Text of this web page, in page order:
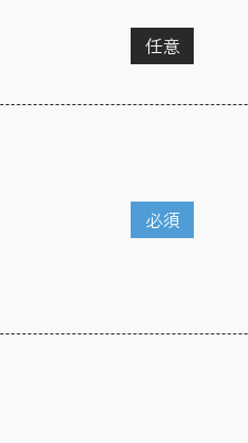
任意
必須